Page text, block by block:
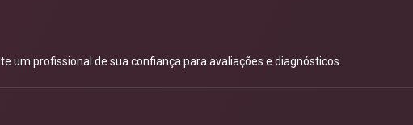
um profissional de sua confiança para avaliações e diagnósticos.